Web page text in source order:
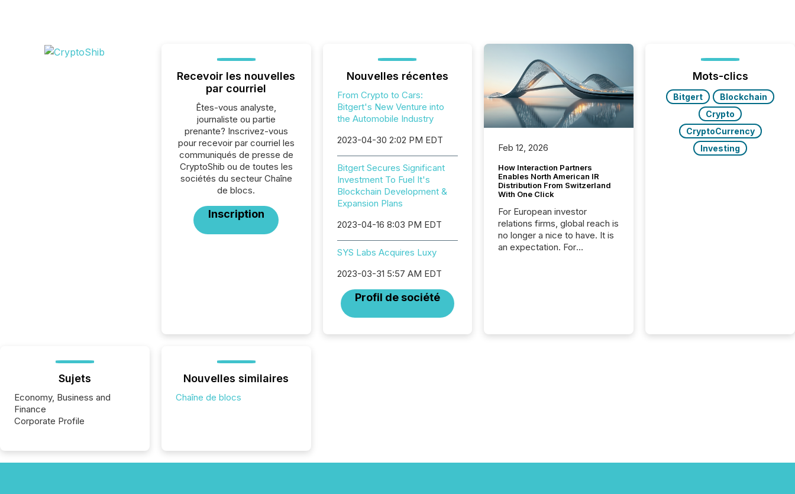
Recevoir les nouvelles
par courriel
Êtes-vous analyste,
journaliste ou partie
prenante? Inscrivez-vous
pour recevoir par courriel les
communiqués de presse de
CryptoShib ou de toutes les
sociétés du secteur Chaîne
de blocs.
Inscription
Nouvelles récentes
From Crypto to Cars:
Bitgert's New Venture into
the Automobile Industry
2023-04-30 2:02 PM EDT
Bitgert Secures Significant
Investment To Fuel It's
Blockchain Development &
Expansion Plans
2023-04-16 8:03 PM EDT
SYS Labs Acquires Luxy
2023-03-31 5:57 AM EDT
Profil de société
Feb 12, 2026
How Interaction Partners
Enables North American IR
Distribution From Switzerland
With One Click
For European investor
relations firms, global reach is
no longer a nice to have. It is
an expectation. For
Mots-clics
Bitgert
Blockchain
Crypto
CryptoCurrency
Investing
Sujets
Economy, Business and
Finance
Corporate Profile
Nouvelles similaires
Chaîne de blocs